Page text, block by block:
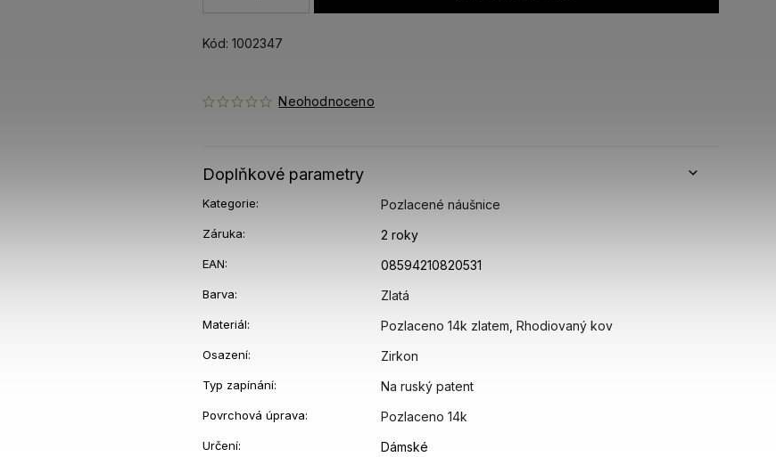
Neohodnoceno
Kód: 1002347
Doplňkové parametry
Kategorie: Pozlacené náušnice
Záruka: 2 roky
EAN: 08594210820531
Barva: Zlatá
Materiál: Pozlaceno 14k zlatem ,Rhodiovaný kov
Osazení: Zirkon
Typ zapínání: Na ruský patent
Povrchová úprava: Pozlaceno 14k
Určení: Dámské